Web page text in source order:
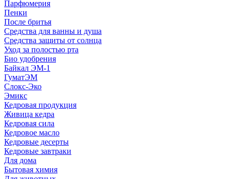
Парфюмерия
Пенки
После бритья
Средства для ванны и душа
Средства защиты от солнца
Уход за полостью рта
Био удобрения
Байкал ЭМ-1
ГуматЭМ
Слокс-Эко
Эмикс
Кедровая продукция
Живица кедра
Кедровая сила
Кедровое масло
Кедровые десерты
Кедровые завтраки
Для дома
Бытовая химия